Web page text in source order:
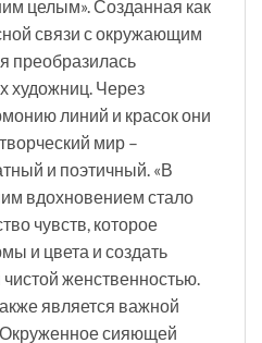
целым». Созданная как
связи с окружающим
преобразилась
художниц. Через
линий и красок они
мир –
и поэтичный. «В
вдохновением стало
чувств, которое
и цвета и создать
женственностью.
является важной
сияющей